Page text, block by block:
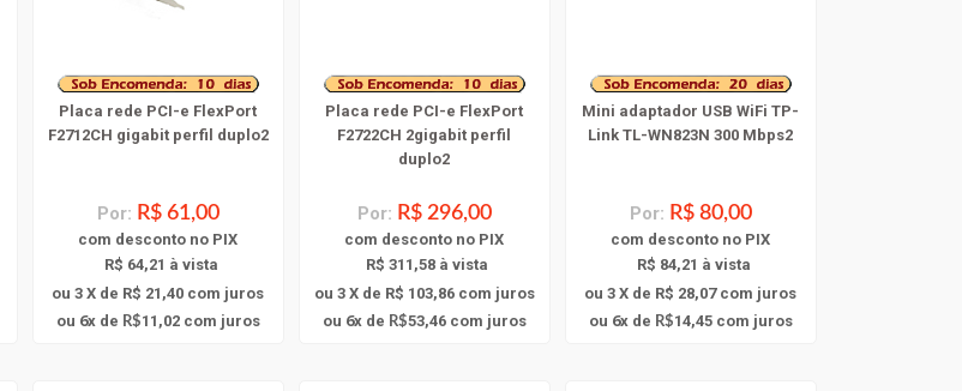
Placa rede PCI-e FlexPort
F2712CH gigabit perfil duplo2
Por: R$ 61,00
com desconto no PIX
R$ 64,21 à vista
ou 3 X de R$ 21,40 com juros
ou 6x de R$11,02com juros
Placa rede PCI-e FlexPort
F2722CH 2gigabit perfil
duplo2
Por: R$ 296,00
com desconto no PIX
R$ 311,58 à vista
ou 3 X de R$ 103,86com juros
ou 6x de R$53,46com juros
Mini adaptador USB WiFi TP-
Link TL-WN823N 300 Mbps2
Por: R$ 80,00
com desconto no PIX
R$ 84,21 à vista
ou 3 X de R$ 28,07com juros
ou 6x de R$14,45com juros